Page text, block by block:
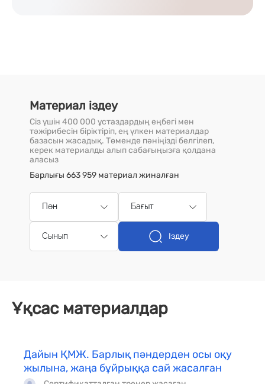
Материал іздеу
Сіз үшін 400 000 ұстаздардың еңбегі мен
тәжірибесін біріктіріп, ең үлкен материалдар
базасын жасадық. Төменде пәніңізді белгілеп,
керек материалды алып сабағыңызға қолдана
аласыз
Барлығы 663 959 материал жиналған
Пән Бағыт
Сынып Іздеу
Ұқсас материалдар
Дайын ҚМЖ. Барлық пәндерден осы оқу
жылына, жаңа бұйрыққа сай жасалған